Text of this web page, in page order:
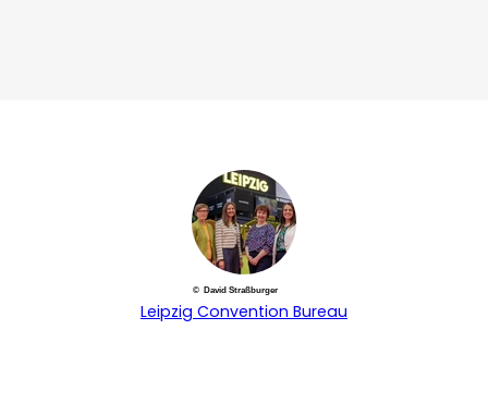
© David Straßburger
Leipzig Convention Bureau